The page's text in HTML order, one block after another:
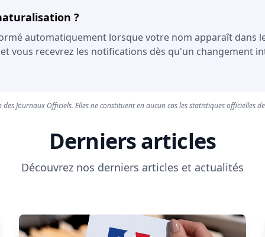
?
automatiquement lorsque votre nom apparaît dans
vous recevrez les notifications dès qu'un changement
Journaux Officiels. Elles ne constituent en aucun cas les statistiques officielles
Derniers articles
Découvrez nos derniers articles et actualités